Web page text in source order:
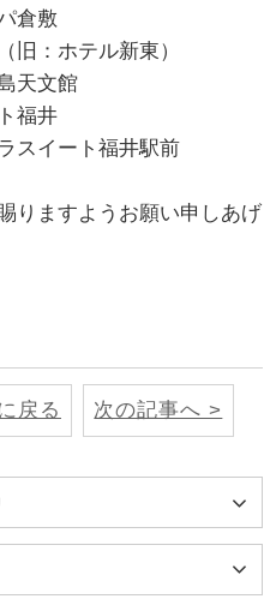
倉敷
旧：ホテル新東）
天文館
福井
スイート福井駅前
りますようお願い申しあげ
戻る 次の記事へ >